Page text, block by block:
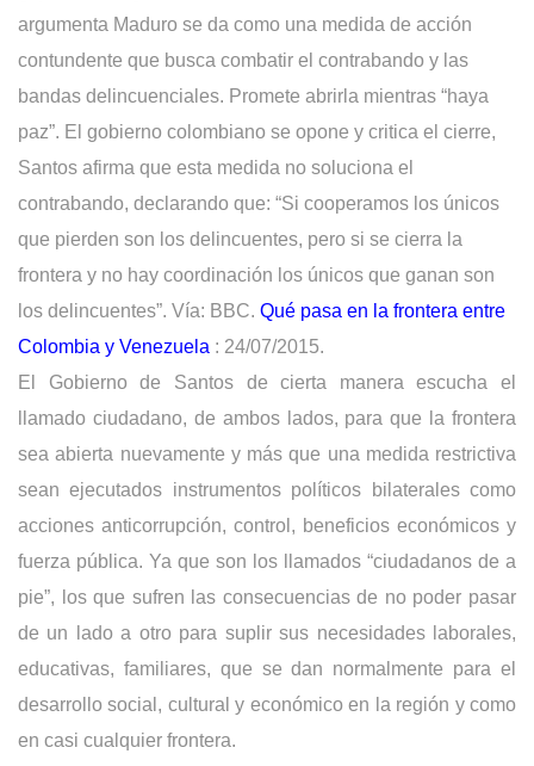
argumenta Maduro se da como una medida de acción
contundente que busca combatir el contrabando y las
bandas delincuenciales. Promete abrirla mientras “haya
paz”. El gobierno colombiano se opone y critica el cierre,
Santos afirma que esta medida no soluciona el
contrabando, declarando que: “Si cooperamos los únicos
que pierden son los delincuentes, pero si se cierra la
frontera y no hay coordinación los únicos que ganan son
los delincuentes”. Vía: BBC. Qué pasa en la frontera entre
Colombia y Venezuela : 24/07/2015.
El Gobierno de Santos de cierta manera escucha el
llamado ciudadano, de ambos lados, para que la frontera
sea abierta nuevamente y más que una medida restrictiva
sean ejecutados instrumentos políticos bilaterales como
acciones anticorrupción, control, beneficios económicos y
fuerza pública. Ya que son los llamados “ciudadanos de a
pie”, los que sufren las consecuencias de no poder pasar
de un lado a otro para suplir sus necesidades laborales,
educativas, familiares, que se dan normalmente para el
desarrollo social, cultural y económico en la región y como
en casi cualquier frontera.